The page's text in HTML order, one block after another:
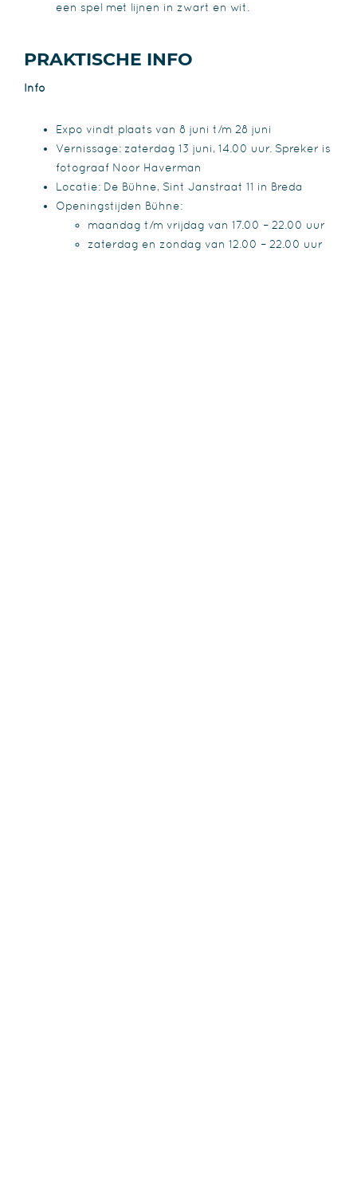
een spel met lijnen in zwart en wit.
PRAKTISCHE INFO
Info
Expo vindt plaats van 8 juni t/m 28 juni
Vernissage: zaterdag 13 juni, 14.00 uur. Spreker is
fotograaf Noor Haverman
Locatie: De Bühne, Sint Janstraat 11 in Breda
Openingstijden Bühne:
maandag t/m vrijdag van 17.00 – 22.00 uur
zaterdag en zondag van 12.00 – 22.00 uur